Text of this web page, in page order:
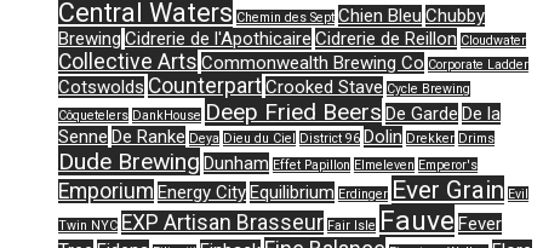
Central Waters Chemin des Sept Chien Bleu Chubby
Brewing Cidrerie de l'Apothicaire Cidrerie de Reillon Cloudwater
Collective Arts Commonwealth Brewing Co Corporate Ladder
Cotswolds CounterpartCrooked Stave Cycle Brewing
Côquetelers DankHouse Deep Fried Beers De Garde De la
Senne De Ranke Deya Dieu du Ciel District 96 Dolin Drekker Drims
Dude Brewing Dunham Effet Papillon Elmeleven Emperor's
Emporium Energy CityEquilibrium Erdinger Ever Grain Evil
Twin NYC EXP Artisan Brasseur Fair Isle Fauve Fever